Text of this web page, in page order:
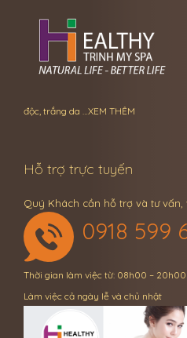
độc, trắng da …XEM THÊM
Hỗ trợ trực tuyến
Quý Khách cần hỗ trợ và tư vấn,
0918 599
Thời gian làm việc từ: 08h00 – 20h00
Làm việc cả ngày lễ và chủ nhật